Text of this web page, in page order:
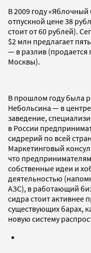
В 2009 году
отпускной цене 38
стоит от 60 рублей).
$2 млн предлагает
— в разлив (продается
Москвы).
В прошлом году была
Небольсина — в
заведение,
в России
сидрерий по всей
Маркетинговый
что
собственные идеи и
деятельностью
АЗС), в работающий
сидра стоит активнее
существующих барах,
новую систему